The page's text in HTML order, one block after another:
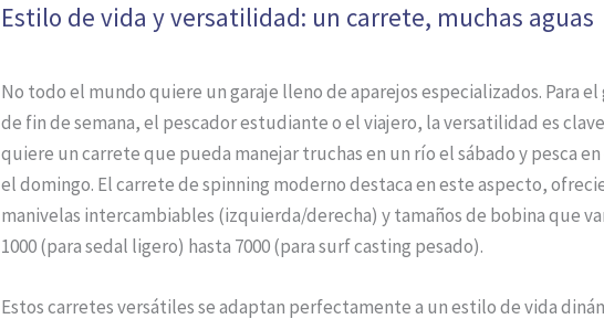
Estilo de vida y versatilidad: un carrete, muchas aguas
No todo el mundo quiere un garaje lleno de aparejos especializados. Para
de fin de semana, el pescador estudiante o el viajero, la versatilidad es
quiere un carrete que pueda manejar truchas en un río el sábado y pesca
el domingo. El carrete de spinning moderno destaca en este aspecto,
manivelas intercambiables (izquierda/derecha) y tamaños de bobina que
1000 (para sedal ligero) hasta 7000 (para surf casting pesado).
Estos carretes versátiles se adaptan perfectamente a un estilo de vida